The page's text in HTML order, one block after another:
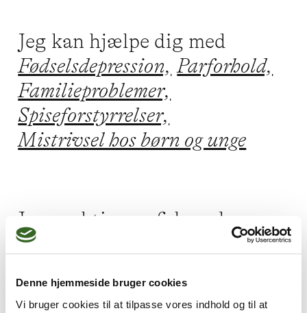
Denne hjemmeside bruger cookies
Vi bruger cookies til at tilpasse vores indhold og til at
Jeg kan hjælpe dig med
Fødselsdepression, Parforhold,
Familieproblemer,
Spiseforstyrrelser,
Mistrivsel hos børn og unge
Jeg praktiserer følgende
terapiformer
Eksistentiel terapi, Kropsterapi